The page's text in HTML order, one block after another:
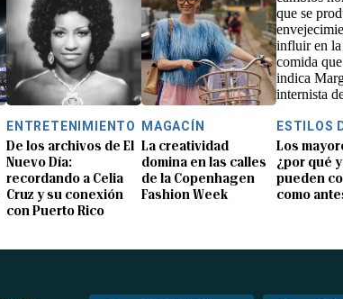
ENTRETENIMIENTO
De los archivos de El
Nuevo Día:
recordando a Celia
Cruz y su conexión
con Puerto Rico
MAGACÍN
La creatividad
domina en las calles
de la Copenhagen
Fashion Week
ESTILOS
Los
¿por qué
pueden
como